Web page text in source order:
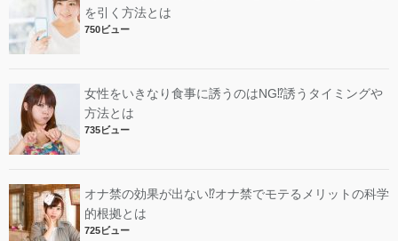
を引く方法とは
750ビュー
女性をいきなり食事に誘うのはNG⁉︎誘うタイミングや
方法とは
735ビュー
オナ禁の効果が出ない⁉︎オナ禁でモテるメリットの科学
的根拠とは
725ビュー